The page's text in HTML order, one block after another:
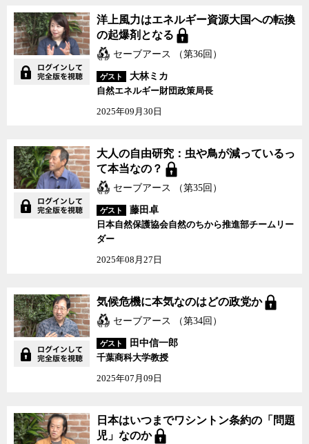
洋上風力はエネルギー資源大国への転換
の起爆剤となる
セーブアース （第36回）
ゲスト
大林ミカ
自然エネルギー財団政策局長
2025年09月30日
大人の自由研究：虫や鳥が減っているっ
て本当なの？
セーブアース （第35回）
ゲスト
藤田卓
日本自然保護協会自然のちから推進部チームリー
ダー
2025年08月27日
気候危機に本気なのはどの政党か
セーブアース （第34回）
ゲスト
田中信一郎
千葉商科大学教授
2025年07月09日
日本はいつまでワシントン条約の「問題
児」なのか